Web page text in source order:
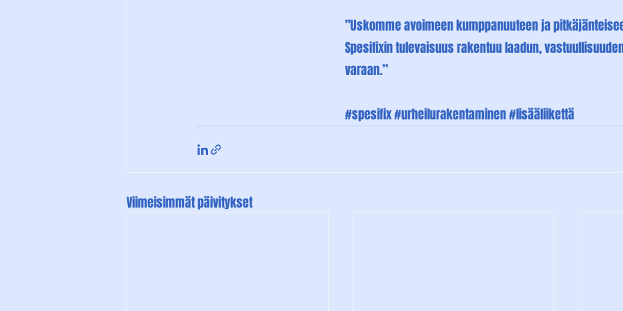
”Uskomme avoimeen kumppanuuteen ja
Spesifixin tulevaisuus rakentuu laadun,
varaan.”
#spesifix#urheilurakentaminen#lisääliikettä
Viimeisimmät päivitykset